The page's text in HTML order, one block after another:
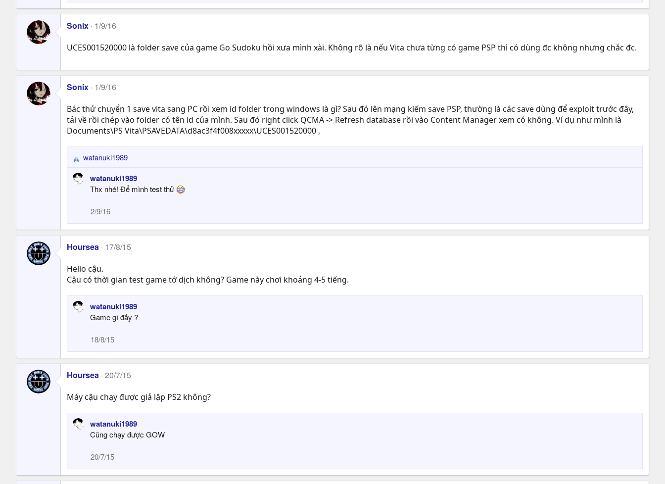
Sonix 1/9/16
UCES001520000 là folder save của game Go Sudoku hồi xưa mình xài. Không rõ là nếu Vita chưa từng có game PSP thì có dùng đc không nhưng chắc đc.
Sonix 1/9/16
Bác thử chuyển 1 save vita sang PC rồi xem id folder trong windows là gì? Sau đó lên mạng kiếm save PSP, thường là các save dùng để exploit trước đây,
tải về rồi chép vào folder có tên id của mình. Sau đó right click QCMA -> Refresh database rồi vào Content Manager xem có không. Ví dụ như mình là
Documents\PS Vita\PSAVEDATA\d8ac3f4f008xxxxx\UCES001520000 ,
R
e
a
o
n
s
watanuki1989
watanuki1989
Thx nhé! Để mình test thử
2/9/16
Hoursea 17/8/15
Hello cậu.
Cậu có thời gian test game tớ dịch không? Game này chơi khoảng 4-5 tiếng.
watanuki1989
Game gì đấy ?
18/8/15
Hoursea 20/7/15
Máy cậu chạy được giả lập PS2 không?
watanuki1989
Cũng chạy được GOW
20/7/15